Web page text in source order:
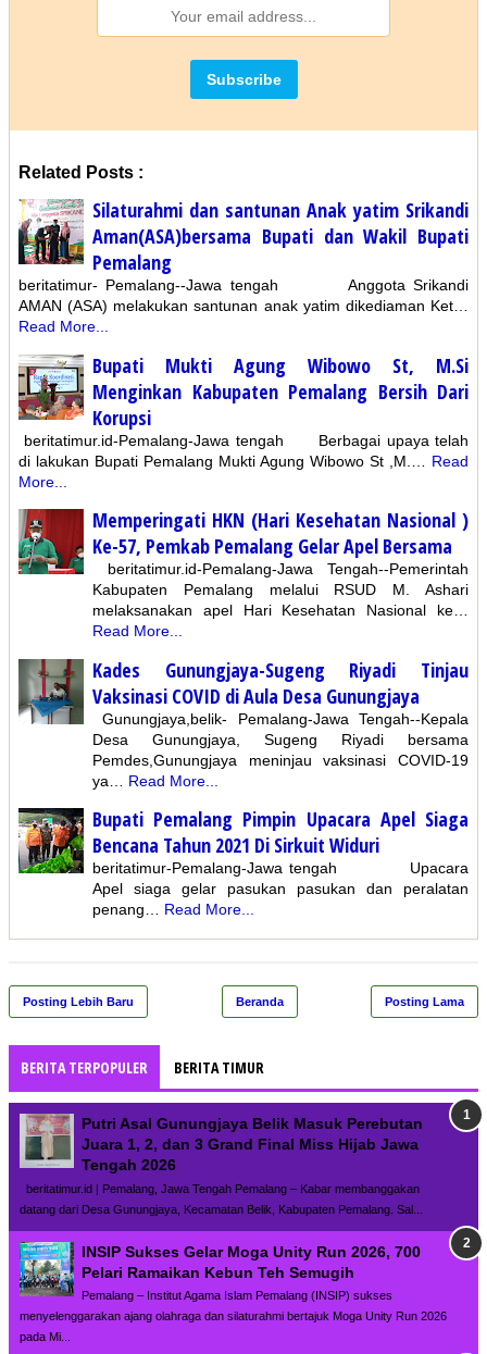
Related Posts :
Silaturahmi dan santunan Anak yatim Srikandi
Aman(ASA)bersama Bupati dan Wakil Bupati
Pemalang
beritatimur- Pemalang--Jawa tengah Anggota Srikandi
AMAN (ASA) melakukan santunan anak yatim dikediaman Ket…
Read More...
Bupati Mukti Agung Wibowo St, M.Si
Menginkan Kabupaten Pemalang Bersih Dari
Korupsi
beritatimur.id-Pemalang-Jawa tengah Berbagai upaya telah
di lakukan Bupati Pemalang Mukti Agung Wibowo St ,M.…
Read
More...
Memperingati HKN (Hari Kesehatan Nasional )
Ke-57, Pemkab Pemalang Gelar Apel Bersama
beritatimur.id-Pemalang-Jawa Tengah--Pemerintah
Kabupaten Pemalang melalui RSUD M. Ashari
melaksanakan apel Hari Kesehatan Nasional ke…
Read More...
Kades Gunungjaya-Sugeng Riyadi Tinjau
Vaksinasi COVID di Aula Desa Gunungjaya
Gunungjaya,belik- Pemalang-Jawa Tengah--Kepala
Desa Gunungjaya, Sugeng Riyadi bersama
Pemdes,Gunungjaya meninjau vaksinasi COVID-19
ya…
Read More...
Bupati Pemalang Pimpin Upacara Apel Siaga
Bencana Tahun 2021 Di Sirkuit Widuri
beritatimur-Pemalang-Jawa tengah Upacara
Apel siaga gelar pasukan pasukan dan peralatan
penang… Read More...
Posting Lebih Baru Posting Lama
Beranda
BERITA TERPOPULER BERITA TIMUR
Putri Asal Gunungjaya Belik Masuk Perebutan
Juara 1, 2, dan 3 Grand Final Miss Hijab Jawa
Tengah 2026
beritatimur.id | Pemalang, Jawa Tengah Pemalang – Kabar membanggakan
datang dari Desa Gunungjaya, Kecamatan Belik, Kabupaten Pemalang. Sal...
INSIP Sukses Gelar Moga Unity Run 2026, 700
Pelari Ramaikan Kebun Teh Semugih
Pemalang – Institut Agama Islam Pemalang (INSIP) sukses
menyelenggarakan ajang olahraga dan silaturahmi bertajuk Moga Unity Run 2026
pada Mi...